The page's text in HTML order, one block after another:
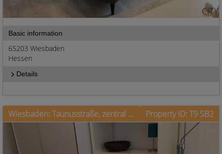
Basic information
65203 Wiesbaden
Hessen
Details
Wiesbaden: Taunusstraße, zentral aber ruhig wohnen (Hinterhaus) Property ID: T9 SB2